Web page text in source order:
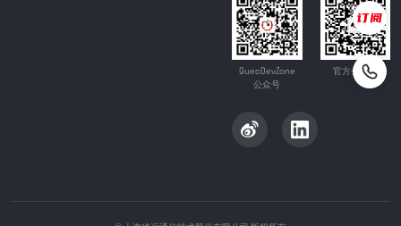
QuecDevZone
公众号
官方公众号